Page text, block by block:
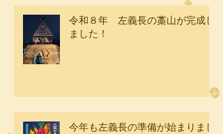
令和８年 左義長の藁山が完成し
ました！
今年も左義長の準備が始まりまし